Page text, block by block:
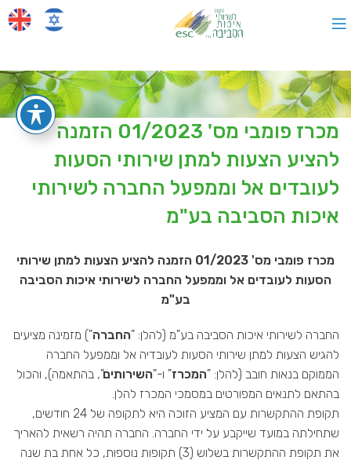
מכרז פומבי מס' 01/2023 הזמנה
להציע הצעות למתן שירותי הסעות
לעובדים אל וממפעל החברה לשירותי
איכות הסביבה בע"מ
מכרז פומבי מס' 01/2023 הזמנה להציע הצעות למתן שירותי
הסעות לעובדים אל וממפעל החברה לשירותי איכות הסביבה
בע"מ
החברה לשירותי איכות הסביבה בע"מ (להלן: "החברה") מזמינה מציעים
להגיש הצעות למתן שירותי הסעות לעובדיה אל וממפעל החברה
הממוקם בנאות חובב (להלן: "המכרז" ו-"השירותים", בהתאמה), והכול
בהתאם לתנאים המפורטים במסמכי המכרז להלן.
תקופת ההתקשרות עם המציע הזוכה היא לתקופה של 24 חודשים,
שתחילתה במועד שייקבע על ידי החברה. החברה תהיה רשאית להאריך
את תקופת ההתקשרות בשלוש (3) תקופות נוספות, כל אחת בת שנה